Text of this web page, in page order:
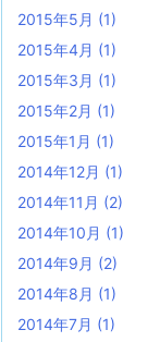
2015年5月 (1)
2015年4月 (1)
2015年3月 (1)
2015年2月 (1)
2015年1月 (1)
2014年12月 (1)
2014年11月 (2)
2014年10月 (1)
2014年9月 (2)
2014年8月 (1)
2014年7月 (1)